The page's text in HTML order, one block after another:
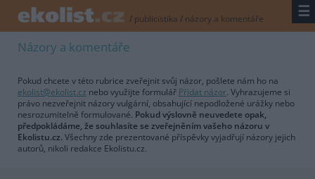
/ publicistika / názory a komentáře ☰
Názory a komentáře
Pokud chcete v této rubrice zveřejnit svůj názor, pošlete nám ho na
ekolist@ekolist.cz nebo využijte formulář Přidat názor. Vyhrazujeme si
právo nezveřejnit názory vulgární, obsahující nepodložené urážky nebo
nesrozumitelně formulované. Pokud výslovně neuvedete opak,
předpokládáme, že souhlasíte se zveřejněním vašeho názoru v
Ekolistu.cz. Všechny zde prezentované příspěvky vyjadřují názory jejich
autorů, nikoli redakce Ekolistu.cz.